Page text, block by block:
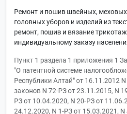
Ремонт и пошив швейных,
головных уборов и изделий из
ремонт, пошив и вязание
индивидуальному заказу
Пункт 1 раздела 1 приложения 1
"О патентной системе
Республики Алтай" от 16.11.2012
законов N 72-РЗ от 23.11.2015, N
РЗ от 10.04.2020, N 20-РЗ от
24.12.2020, N 1-РЗ от 15.03.2021,